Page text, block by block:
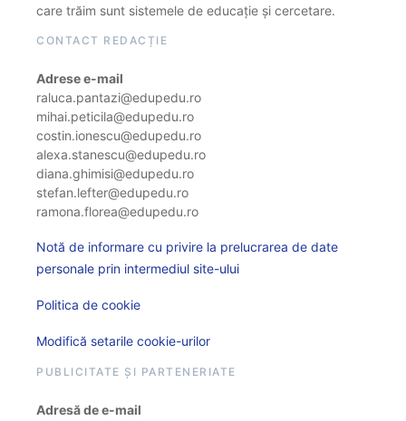
care trăim sunt sistemele de educație și cercetare.
CONTACT REDACȚIE
Adrese e-mail
raluca.pantazi@edupedu.ro
mihai.peticila@edupedu.ro
costin.ionescu@edupedu.ro
alexa.stanescu@edupedu.ro
diana.ghimisi@edupedu.ro
stefan.lefter@edupedu.ro
ramona.florea@edupedu.ro
Notă de informare cu privire la prelucrarea de date
personale prin intermediul site-ului
Politica de cookie
Modifică setarile cookie-urilor
PUBLICITATE ȘI PARTENERIATE
Adresă de e-mail